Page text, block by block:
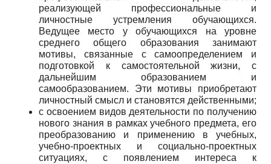
реализующей профессиональные и
личностные устремления обучающихся.
Ведущее место у обучающихся на уровне
среднего общего образования занимают
мотивы, связанные с самоопределением и
подготовкой к самостоятельной жизни, с
дальнейшим образованием и
самообразованием. Эти мотивы приобретают
личностный смысл и становятся действенными;
с освоением видов деятельности по получению
нового знания в рамках учебного предмета, его
преобразованию и применению в учебных,
учебно-проектных и социально-проектных
ситуациях, с появлением интереса к